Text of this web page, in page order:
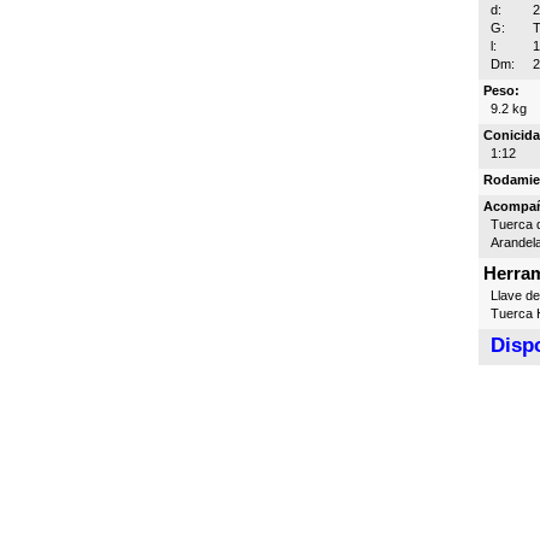
d:
G:
l:
Dm:
Peso:
9.2 kg
1:12
Tuerca
Llave
Tuerca